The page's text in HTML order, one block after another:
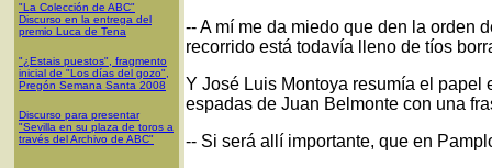
"La Colección de ABC"
Discurso en la entrega del
premio Luca de Tena
"¿Estais puestos", fragmento
inicial de "Los días del gozo",
Pregón Semana Santa 2008
Discurso para presentar
"Sevilla en su plaza de toros a
través del Archivo de ABC"
-- A mí me da miedo que den la orden
recorrido está todavía lleno de tíos
Y José Luis Montoya resumía el papel
espadas de Juan Belmonte con una
-- Si será allí importante, que en